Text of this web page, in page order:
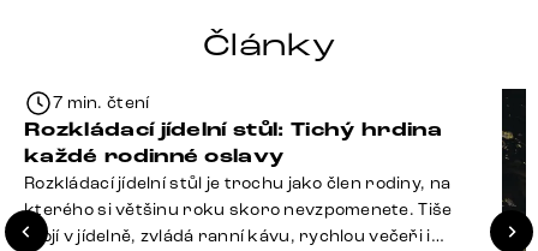
Články
7 min. čtení
Rozkládací jídelní stůl: Tichý hrdina
každé rodinné oslavy
Rozkládací jídelní stůl je trochu jako člen rodiny, na
kterého si většinu roku skoro nevzpomenete. Tiše
stojí v jídelně, zvládá ranní kávu, rychlou večeři i